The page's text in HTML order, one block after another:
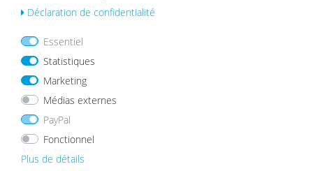
sou
s
MEILLEURES VENTES
List
Déclaration de confidentialité
Essentiel
Statistiques
Marketing
Médias externes
PayPal
Fonctionnel
Plus de détails